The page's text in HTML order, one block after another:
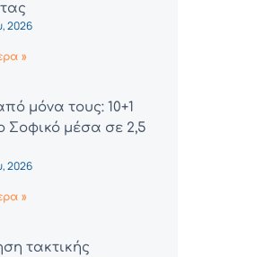
2026
»
μόνα τους: 10+1
Σοφικό μέσα σε 2,5
2026
»
τακτικής